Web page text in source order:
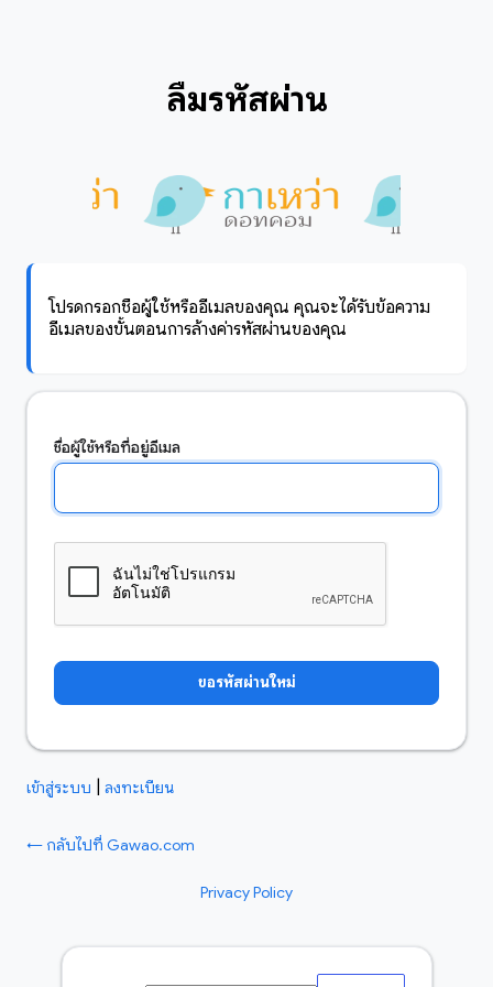
ลืมรหัสผ่าน
โปรดกรอกชื่อผู้ใช้หรืออีเมลของคุณ คุณจะได้รับข้อความ
อีเมลของขั้นตอนการล้างค่ารหัสผ่านของคุณ
ชื่อผู้ใช้หรือที่อยู่อีเมล
เข้าสู่ระบบ ลงทะเบียน
← กลับไปที่ Gawao.com
Privacy Policy